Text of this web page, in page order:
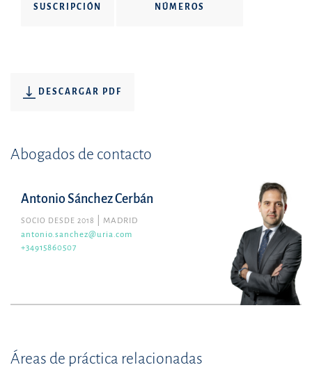
SUSCRIPCIÓN
NÚMEROS
DESCARGAR PDF
Abogados de contacto
Antonio Sánchez Cerbán
SOCIO DESDE 2018
MADRID
antonio.sanchez@uria.com
+34915860507
Áreas de práctica relacionadas